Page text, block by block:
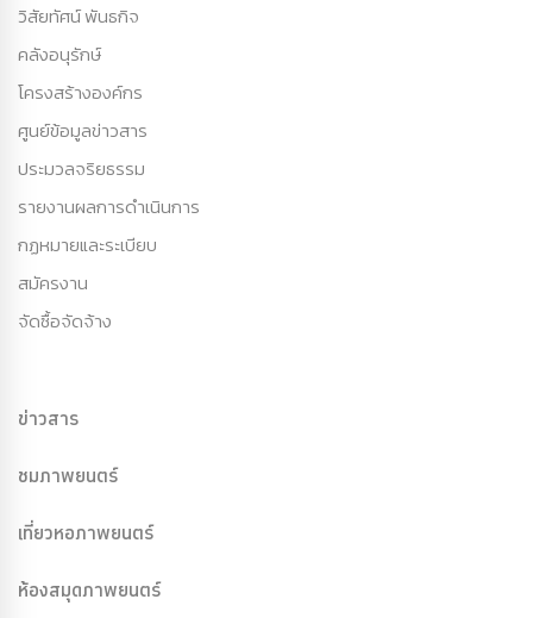
วิสัยทัศน์ พันธกิจ
คลังอนุรักษ์
โครงสร้างองค์กร
ศูนย์ข้อมูลข่าวสาร
ประมวลจริยธรรม
รายงานผลการดำเนินการ
กฏหมายและระเบียบ
สมัครงาน
จัดซื้อจัดจ้าง
ข่าวสาร
ชมภาพยนตร์
เที่ยวหอภาพยนตร์
ห้องสมุดภาพยนตร์